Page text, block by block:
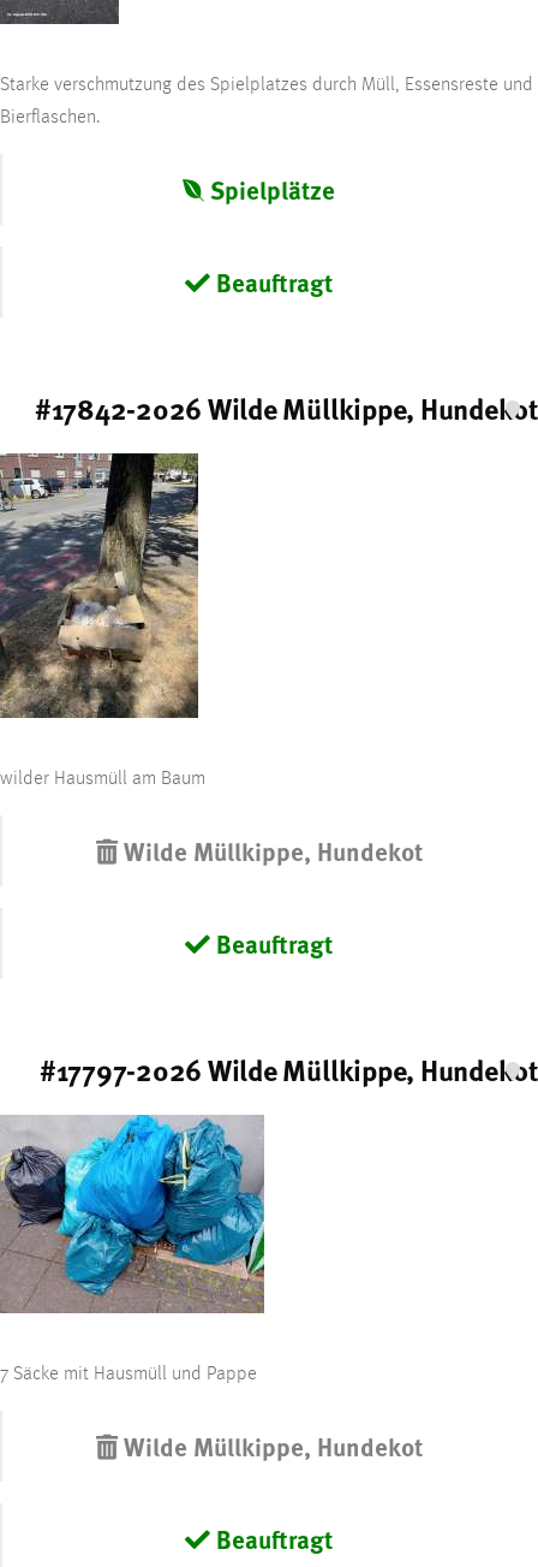
Starke verschmutzung des Spielplatzes durch Müll, Essensreste und
Bierflaschen.
Spielplätze
Beauftragt
#17842-2026 Wilde Müllkippe, Hundekot
wilder Hausmüll am Baum
Wilde Müllkippe, Hundekot
Beauftragt
#17797-2026 Wilde Müllkippe, Hundekot
7 Säcke mit Hausmüll und Pappe
Wilde Müllkippe, Hundekot
Beauftragt